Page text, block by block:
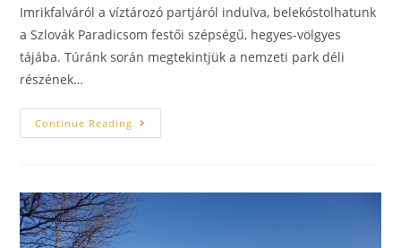
Imrikfalváról a víztározó partjáról indulva, belekóstolhatunk
a Szlovák Paradicsom festői szépségű, hegyes-völgyes
tájába. Túránk során megtekintjük a nemzeti park déli
részének…
Continue Reading